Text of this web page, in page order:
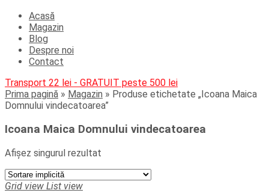
Acasă
Magazin
Blog
Despre noi
Contact
Transport 22 lei - GRATUIT peste 500 lei
Prima pagină » Magazin » Produse etichetate „Icoana Maica
Domnului vindecatoarea”
Icoana Maica Domnului vindecatoarea
Afișez singurul rezultat
Grid view List view